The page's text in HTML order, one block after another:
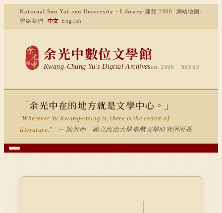
National Sun Yat-sen University · Library ·建館 2008 網站地圖 ·
聯絡我們
中文·English
余光中數位文學館
Kwang-Chung Yu's Digital Archivesest. 2008 · NSYSU
「余光中在的地方就是文學中心。」
"Wherever Yu Kwang-chung is, there is the centre of
literature."
— 陳芳明 國立政治大學臺灣文學研究所所長